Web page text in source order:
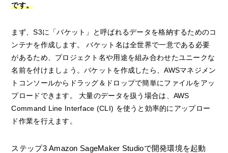
です。
まず、S3に「バケット」と呼ばれるデータを格納するためのコ
ンテナを作成します。 バケット名は全世界で一意である必要
があるため、プロジェクト名や用途を組み合わせたユニークな
名前を付けましょう。バケットを作成したら、AWSマネジメン
トコンソールからドラッグ＆ドロップで簡単にファイルをアッ
プロードできます。 大量のデータを扱う場合は、AWS
Command Line Interface (CLI) を使うと効率的にアップロー
ド作業を行えます。
ステップ3 Amazon SageMaker Studioで開発環境を起動